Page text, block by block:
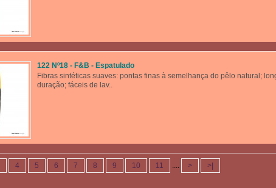
122 Nº18 - F&B - Espatulado
Fibras sintéticas suaves: pontas finas à semelhança do pêlo natural;
duração; fáceis de lav..
4 5 6 7 8 9 10 11 .... > >|